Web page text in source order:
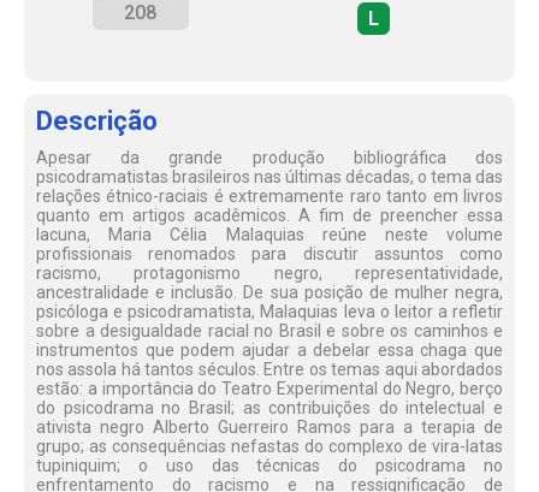
208
L
Descrição
Apesar da grande produção bibliográfica dos
psicodramatistas brasileiros nas últimas décadas, o tema das
relações étnico-raciais é extremamente raro tanto em livros
quanto em artigos acadêmicos. A fim de preencher essa
lacuna, Maria Célia Malaquias reúne neste volume
profissionais renomados para discutir assuntos como
racismo, protagonismo negro, representatividade,
ancestralidade e inclusão. De sua posição de mulher negra,
psicóloga e psicodramatista, Malaquias leva o leitor a refletir
sobre a desigualdade racial no Brasil e sobre os caminhos e
instrumentos que podem ajudar a debelar essa chaga que
nos assola há tantos séculos. Entre os temas aqui abordados
estão: a importância do Teatro Experimental do Negro, berço
do psicodrama no Brasil; as contribuições do intelectual e
ativista negro Alberto Guerreiro Ramos para a terapia de
grupo; as consequências nefastas do complexo de vira-latas
tupiniquim; o uso das técnicas do psicodrama no
enfrentamento do racismo e na ressignificação de